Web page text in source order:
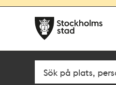
navigationen
huvudinnehållet
Fritextsök